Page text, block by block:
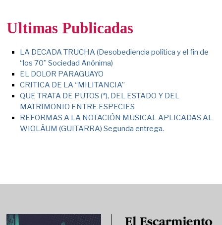
Ultimas Publicadas
LA DECADA TRUCHA (Desobediencia política y el fin de
“los 70” Sociedad Anónima)
EL DOLOR PARAGUAYO
CRITICA DE LA “MILITANCIA”
QUE TRATA DE PUTOS (*), DEL ESTADO Y DEL
MATRIMONIO ENTRE ESPECIES
REFORMAS A LA NOTACIÓN MUSICAL APLICADAS AL
WIOLÂUM (GUITARRA) Segunda entrega.